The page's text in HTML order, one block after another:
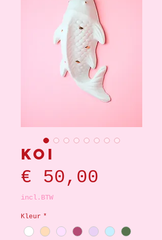
Koi
€ 50,00
incl.BTW
Kleur *